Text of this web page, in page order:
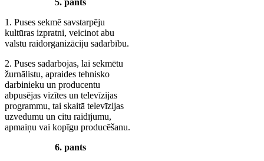
1. Puses sekmē savstarpēju
kultūras izpratni, veicinot abu
valstu raidorganizāciju sadarbību.
2. Puses sadarbojas, lai sekmētu
žurnālistu, apraides tehnisko
darbinieku un producentu
abpusējas vizītes un televīzijas
programmu, tai skaitā televīzijas
uzvedumu un citu raidījumu,
apmaiņu vai kopīgu producēšanu.
6. pants